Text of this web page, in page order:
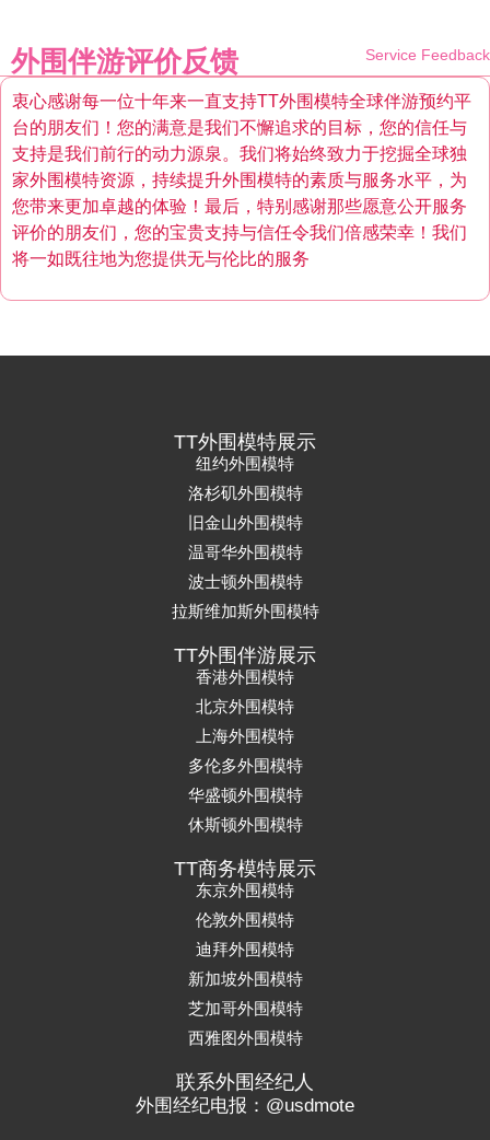
外围伴游评价反馈 Service Feedback
衷心感谢每一位十年来一直支持TT外围模特全球伴游预约平
台的朋友们！您的满意是我们不懈追求的目标，您的信任与
支持是我们前行的动力源泉。我们将始终致力于挖掘全球独
家外围模特资源，持续提升外围模特的素质与服务水平，为
您带来更加卓越的体验！最后，特别感谢那些愿意公开服务
评价的朋友们，您的宝贵支持与信任令我们倍感荣幸！我们
将一如既往地为您提供无与伦比的服务
TT外围模特展示
纽约外围模特
洛杉矶外围模特
旧金山外围模特
温哥华外围模特
波士顿外围模特
拉斯维加斯外围模特
TT外围伴游展示
香港外围模特
北京外围模特
上海外围模特
多伦多外围模特
华盛顿外围模特
休斯顿外围模特
TT商务模特展示
东京外围模特
伦敦外围模特
迪拜外围模特
新加坡外围模特
芝加哥外围模特
西雅图外围模特
联系外围经纪人
外围经纪电报：@usdmote